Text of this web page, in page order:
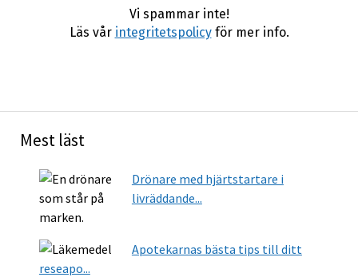
Vi spammar inte!
Läs vår integritetspolicyför mer info.
Mest läst
Drönare med hjärtstartare i
livräddande...
Apotekarnas bästa tips till ditt
reseapo...